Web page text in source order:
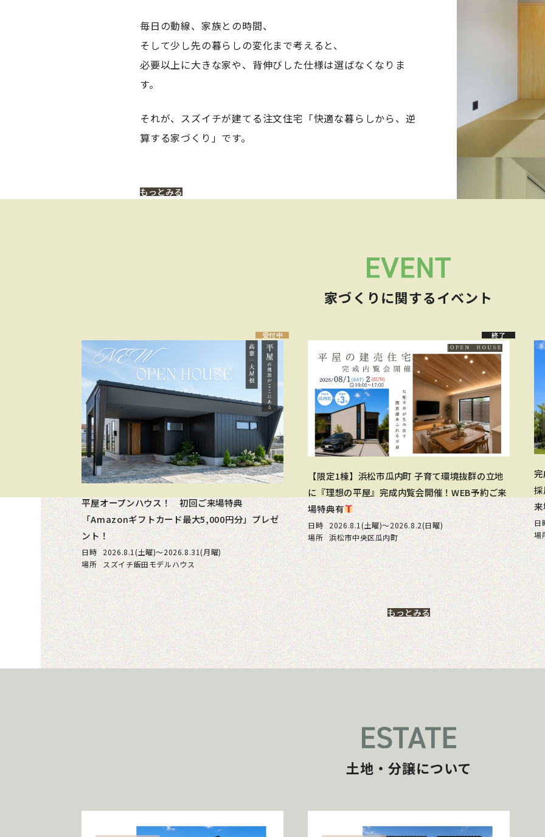
毎日の動線、家族との時間、
そして少し先の暮らしの変化まで考えると、
必要以上に大きな家や、背伸びした仕様は選ばなくなりま
す。
それが、スズイチが建てる注文住宅「快適な暮らしから、逆
算する家づくり」です。
もっとみる
家づくりに関するイベント
受付中
平屋オープンハウス！ 初回ご来場特典
「Amazonギフトカード最大5,000円分」プレゼ
ント！
日時
2026.8.1(土曜)〜2026.8.31(月曜)
場所
スズイチ飯田モデルハウス
終了
【限定1棟】浜松市瓜内町 子育て環境抜群の立地
に『理想の平屋』完成内覧会開催！WEB予約ご来
場特典有
日時
2026.8.1(土曜)〜2026.8.2(日曜)
場所
浜松市中央区瓜内町
日
場
もっとみる
土地・分譲について